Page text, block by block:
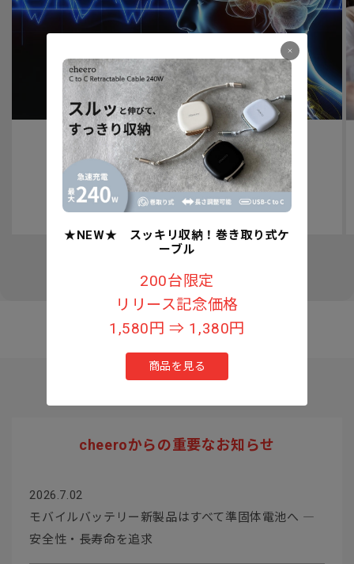
認知症予防への取り組みについて
★NEW★ スッキリ収納！巻き取り式ケ
ーブル
200台限定
リリース記念価格
1,580円 ⇒ 1,380円
商品を見る
cheeroからの重要なお知らせ
2026.7.02
モバイルバッテリー新製品はすべて準固体電池へ ―
安全性・長寿命を追求